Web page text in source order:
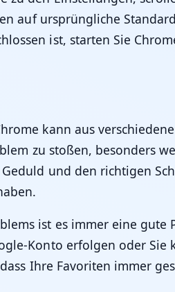
auf ursprüngliche
ist, starten Sie
kann aus
zu stoßen, besonders
und den richtigen
ist es immer eine
Konto erfolgen oder
Ihre Favoriten immer